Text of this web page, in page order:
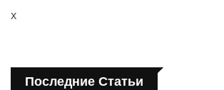
x
Последние Статьи